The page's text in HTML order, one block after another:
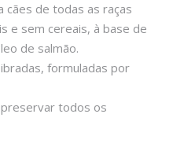
cães de todas as raças
e sem cereais, à base de
de salmão.
formuladas por
preservar todos os